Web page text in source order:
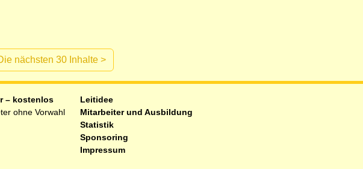
nächsten 30 Inhalte >
– kostenlos
ohne Vorwahl
Leitidee
Mitarbeiter und Ausbildung
Statistik
Sponsoring
Impressum